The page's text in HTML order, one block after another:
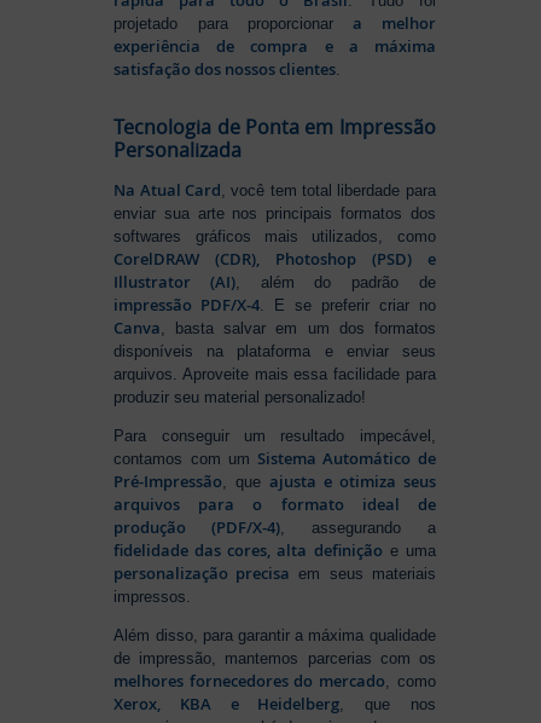
projetado para proporcionara melhor
experiência de compra e a máxima
satisfação dos nossos clientes
Tecnologia de Ponta em Impressão
Personalizada
Na Atual Card, você tem total liberdade para
enviar sua arte nos principais formatos dos
softwares gráficos mais utilizados, como
CorelDRAW (CDR), Photoshop (PSD) e
Illustrator (AI), além do padrão de
impressão PDF/X-4. E se preferir criar no
Canva, basta salvar em um dos formatos
disponíveis na plataforma e enviar seus
arquivos. Aproveite mais essa facilidade para
produzir seu material personalizado!
Para conseguir um resultado impecável,
contamos com um Sistema Automático de
Pré-Impressão, queajusta e otimiza seus
arquivos para o formato ideal de
produção (PDF/X-4), assegurando a
fidelidade das cores, alta definição e uma
personalização precisa em seus materiais
impressos.
Além disso, para garantir a máxima qualidade
de impressão, mantemos parcerias com os
melhores fornecedores do mercado, como
Xerox, KBA e Heidelberg, que nos